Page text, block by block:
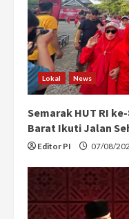
Lokal News
Semarak HUT RI
Barat Ikuti Jalan
Editor PI 07/08/